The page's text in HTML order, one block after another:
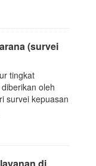
(survei
tingkat
oleh
survei kepuasan
di